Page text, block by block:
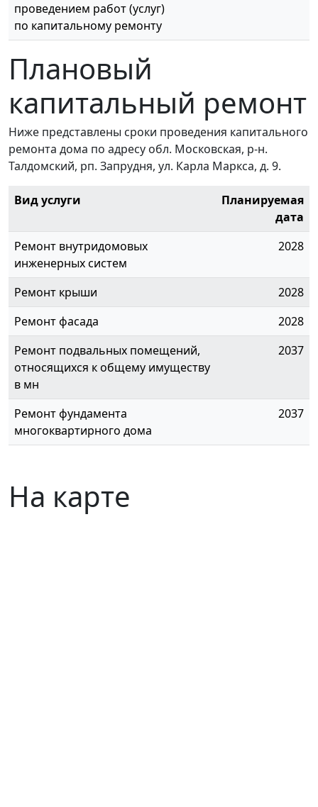
проведением работ (услуг)
по капитальному ремонту
Плановый
капитальный ремонт
Ниже представлены сроки проведения капитального
ремонта дома по адресу обл. Московская, р-н.
Талдомский, рп. Запрудня, ул. Карла Маркса, д. 9.
Вид услуги
Планируемая
дата
Ремонт внутридомовых
инженерных систем
2028
Ремонт крыши
2028
Ремонт фасада
2028
Ремонт подвальных помещений,
относящихся к общему имуществу
в мн
2037
Ремонт фундамента
многоквартирного дома
2037
На карте